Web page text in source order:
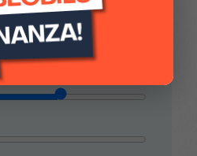
Helljusassistent
kr